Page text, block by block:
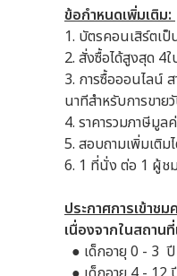
ข้อกำหนดเพิ่มเติม:
1. บัตรคอนเสิร์ตเป็
2. สั่งซื้อได้สูงสุด 4
3. การซื้อออนไลน์ ส
นาทีสำหรับการขาย
4. ราคารวมภาษีมูล
5. สอบถามเพิ่มเติม
6. 1 ที่นั่ง ต่อ 1 ผู้ชม
ประกาศการเข้าช
เนื่องจากในสถาน
● เด็กอายุ 0 - 3